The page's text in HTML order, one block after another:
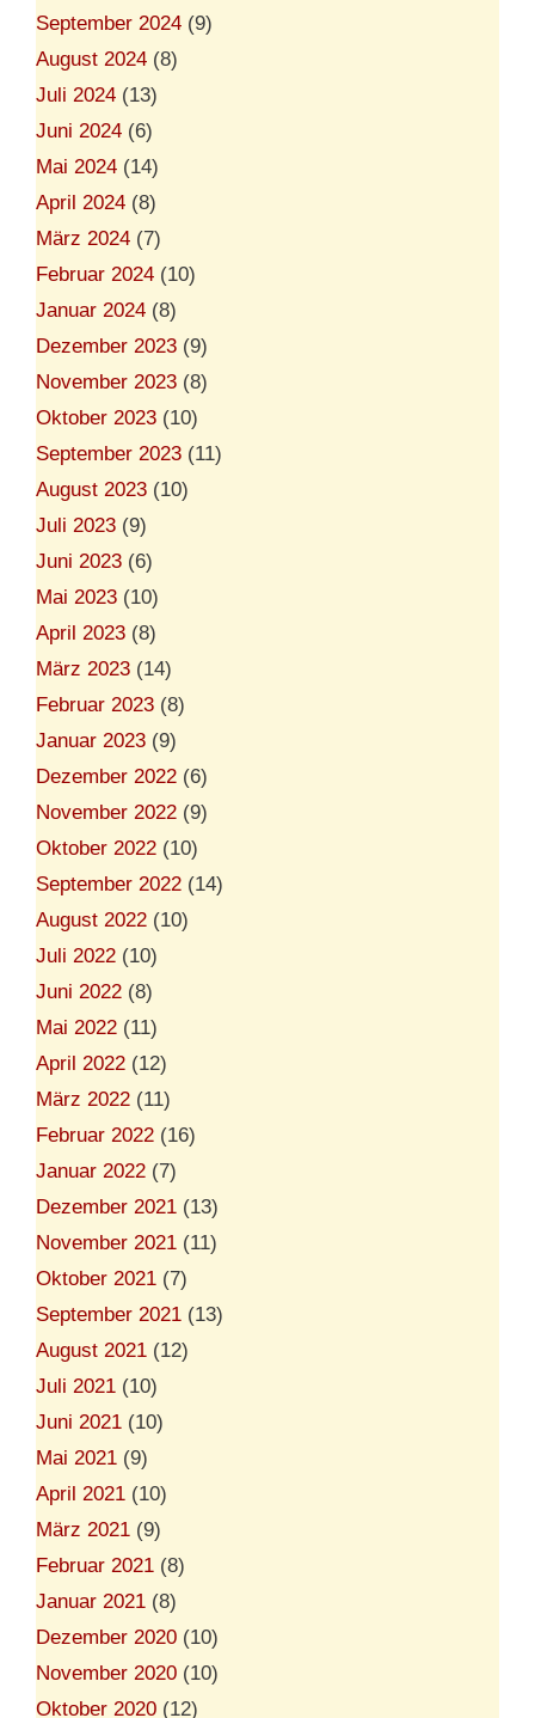
September 2024 (9)
August 2024 (8)
Juli 2024 (13)
Juni 2024 (6)
Mai 2024 (14)
April 2024 (8)
März 2024 (7)
Februar 2024 (10)
Januar 2024 (8)
Dezember 2023 (9)
November 2023 (8)
Oktober 2023 (10)
September 2023 (11)
August 2023 (10)
Juli 2023 (9)
Juni 2023 (6)
Mai 2023 (10)
April 2023 (8)
März 2023 (14)
Februar 2023 (8)
Januar 2023 (9)
Dezember 2022 (6)
November 2022 (9)
Oktober 2022 (10)
September 2022 (14)
August 2022 (10)
Juli 2022 (10)
Juni 2022 (8)
Mai 2022 (11)
April 2022 (12)
März 2022 (11)
Februar 2022 (16)
Januar 2022 (7)
Dezember 2021 (13)
November 2021 (11)
Oktober 2021 (7)
September 2021 (13)
August 2021 (12)
Juli 2021 (10)
Juni 2021 (10)
Mai 2021 (9)
April 2021 (10)
März 2021 (9)
Februar 2021 (8)
Januar 2021 (8)
Dezember 2020 (10)
November 2020 (10)
Oktober 2020 (12)